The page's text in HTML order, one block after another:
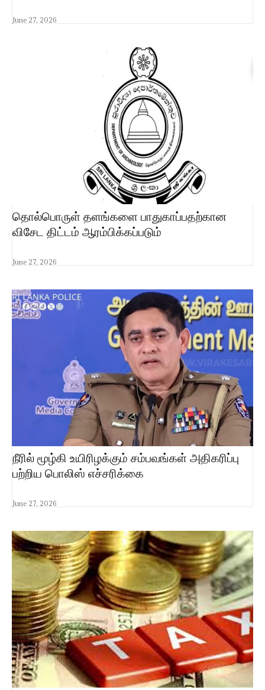
June 27, 2026
தொல்பொருள் தளங்களை பாதுகாப்பதற்கான
விசேட திட்டம் ஆரம்பிக்கப்படும்
June 27, 2026
நீரில் மூழ்கி உயிரிழக்கும் சம்பவங்கள் அதிகரிப்பு
பற்றிய பொலிஸ் எச்சரிக்கை
June 27, 2026